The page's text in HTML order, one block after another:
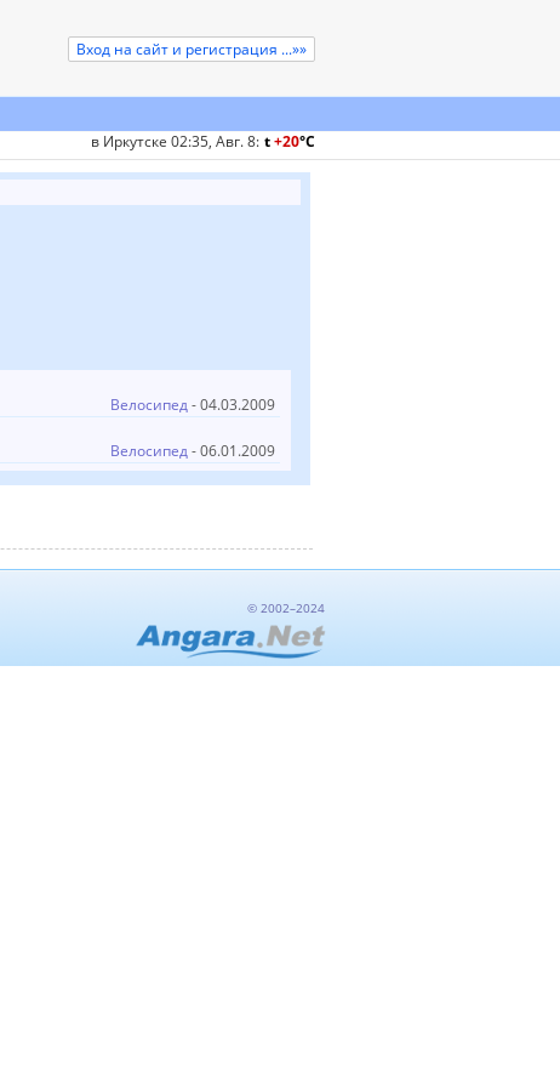
Вход на сайт и регистрация ...»»
в Иркутске 02:35, Авг. 8: t+20°C
Велосипед- 04.03.2009
Велосипед- 06.01.2009
© 2002–2024